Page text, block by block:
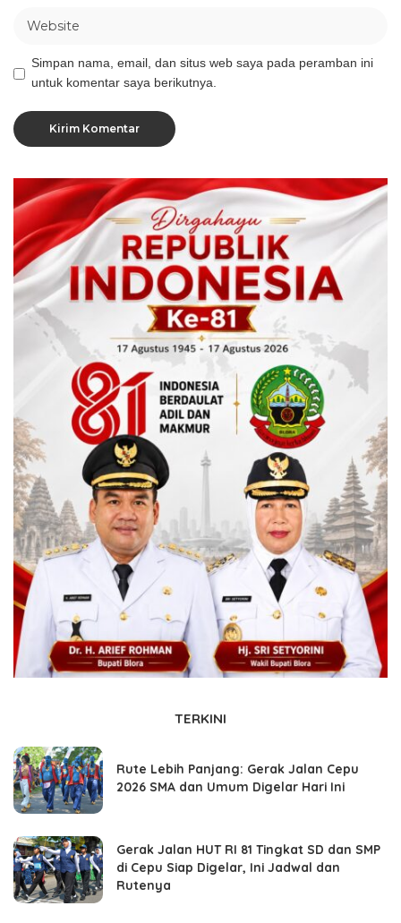
Simpan nama, email, dan situs web saya pada peramban ini
untuk komentar saya berikutnya.
TERKINI
Rute Lebih Panjang: Gerak Jalan Cepu
2026 SMA dan Umum Digelar Hari Ini
Gerak Jalan HUT RI 81 Tingkat SD dan SMP
di Cepu Siap Digelar, Ini Jadwal dan
Rutenya